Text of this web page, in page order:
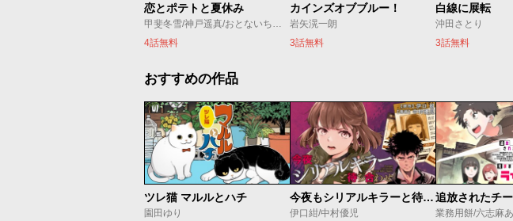
恋とポテトと夏休み
甲斐冬雪/神戸遥真/おとないちあき
4話無料
カインズオブブルー！
岩矢滉一朗
3話無料
白線に展転
沖田さとり
3話無料
おすすめの作品
ツレ猫 マルルとハチ
園田ゆり
今夜もシリアルキラーと待ち合わせ
伊口紺/中村優児
業務用餅/六志麻